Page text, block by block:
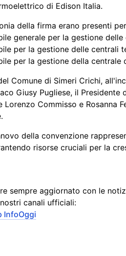
di Edison Italia.
della firma erano presenti
generale per la gestione
per la gestione delle centrali
per la gestione della centrale
Comune di Simeri Crichi,
Giusy Pugliese, il
Lorenzo Commisso e Rosanna
della convenzione
risorse cruciali per la
sempre aggiornato con le
canali ufficiali:
InfoOggi